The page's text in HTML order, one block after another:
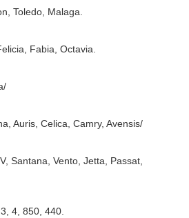
Toledo, Malaga.
Fabia, Octavia.
Auris, Celica, Camry, Avensis/
Santana, Vento, Jetta, Passat,
4, 850, 440.